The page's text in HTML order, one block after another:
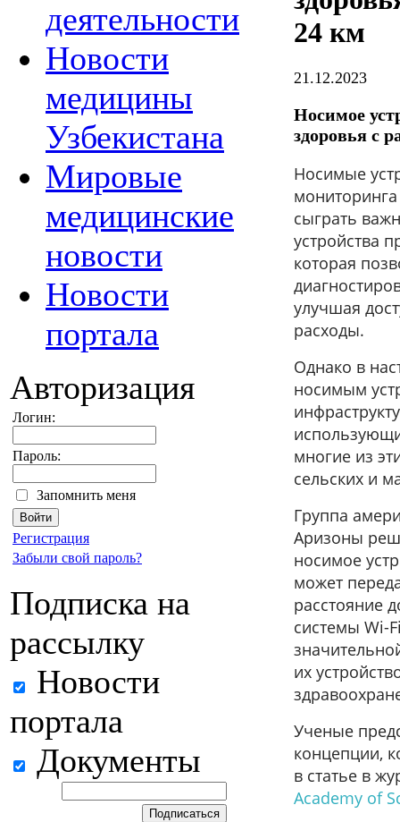
деятельности
Новости
медицины
Узбекистана
Мировые
медицинские
новости
Новости
портала
Авторизация
Логин:
Пароль:
Запомнить меня
Регистрация
Забыли свой пароль?
Подписка на
рассылку
Новости
портала
Документы
24 км
21.12.2023
Носимое
здоровья с
Носимые
сыграть
устройства
которая
улучшая
расходы.
Однако в
носимым
многие из
сельских и
Группа
Аризоны
носимое
может
расстояние
системы Wi-
их
Ученые
концепции,
в статье в
Academy of